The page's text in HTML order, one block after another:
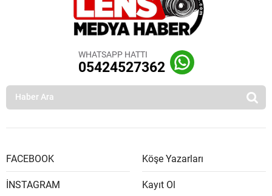
WHATSAPP HATTI
05424527362
FACEBOOK
İNSTAGRAM
Köşe Yazarları
Kayıt Ol